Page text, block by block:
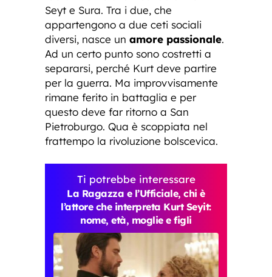
Seyt e Sura. Tra i due, che
appartengono a due ceti sociali
diversi, nasce un amore passionale.
Ad un certo punto sono costretti a
separarsi, perché Kurt deve partire
per la guerra. Ma improvvisamente
rimane ferito in battaglia e per
questo deve far ritorno a San
Pietroburgo. Qua è scoppiata nel
frattempo la rivoluzione bolscevica.
Ti potrebbe interessare
La Ragazza e l’Ufficiale, chi è
l’attore che interpreta Kurt Seyit:
nome, età, moglie e figli